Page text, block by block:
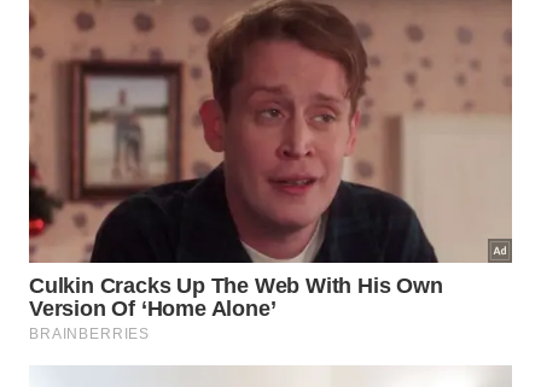
Qual é o segredo para fazer a
aplicação corretamente?